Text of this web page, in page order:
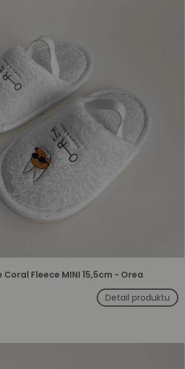
Fleece MINI 15,5cm - Orea
Detail produktu